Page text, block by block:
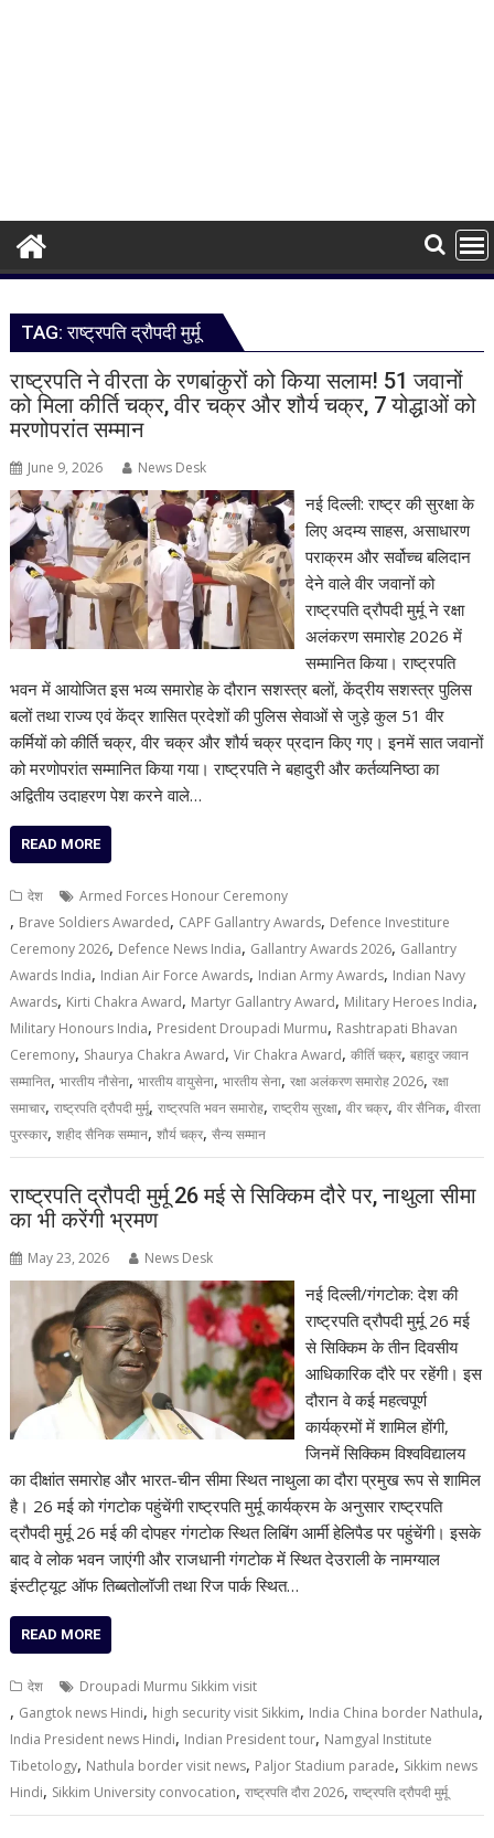
TAG:राष्ट्रपति द्रौपदी मुर्मू
राष्ट्रपति ने वीरता के रणबांकुरों को किया सलाम! 51 जवानों
को मिला कीर्ति चक्र, वीर चक्र और शौर्य चक्र, 7 योद्धाओं को
मरणोपरांत सम्मान
June 9, 2026 News Desk
नई दिल्ली: राष्ट्र की सुरक्षा के
लिए अदम्य साहस, असाधारण
पराक्रम और सर्वोच्च बलिदान
देने वाले वीर जवानों को
राष्ट्रपति द्रौपदी मुर्मू ने रक्षा
अलंकरण समारोह 2026 में
सम्मानित किया। राष्ट्रपति
भवन में आयोजित इस भव्य समारोह के दौरान सशस्त्र बलों, केंद्रीय सशस्त्र पुलिस
बलों तथा राज्य एवं केंद्र शासित प्रदेशों की पुलिस सेवाओं से जुड़े कुल 51 वीर
कर्मियों को कीर्ति चक्र, वीर चक्र और शौर्य चक्र प्रदान किए गए। इनमें सात जवानों
को मरणोपरांत सम्मानित किया गया। राष्ट्रपति ने बहादुरी और कर्तव्यनिष्ठा का
अद्वितीय उदाहरण पेश करने वाले…
READ MORE
देश Armed Forces Honour Ceremony
, Brave Soldiers Awarded, CAPF Gallantry Awards, Defence Investiture
Ceremony 2026, Defence News India, Gallantry Awards 2026, Gallantry
Awards India, Indian Air Force Awards, Indian Army Awards, Indian Navy
Awards, Kirti Chakra Award, Martyr Gallantry Award, Military Heroes India,
Military Honours India, President Droupadi Murmu, Rashtrapati Bhavan
Ceremony, Shaurya Chakra Award,Vir Chakra Award,कीर्ति चक्र,बहादुर जवान
सम्मानित,भारतीय नौसेना,भारतीय वायुसेना,भारतीय सेना,रक्षा अलंकरण समारोह 2026,रक्षा
समाचार,राष्ट्रपति द्रौपदी मुर्मू,राष्ट्रपति भवन समारोह,राष्ट्रीय सुरक्षा,वीर चक्र,वीर सैनिक,वीरता
पुरस्कार,शहीद सैनिक सम्मान,शौर्य चक्र,सैन्य सम्मान
राष्ट्रपति द्रौपदी मुर्मू 26 मई से सिक्किम दौरे पर, नाथुला सीमा
का भी करेंगी भ्रमण
May 23, 2026 News Desk
नई दिल्ली/गंगटोक: देश की
राष्ट्रपति द्रौपदी मुर्मू 26 मई
से सिक्किम के तीन दिवसीय
आधिकारिक दौरे पर रहेंगी। इस
दौरान वे कई महत्वपूर्ण
कार्यक्रमों में शामिल होंगी,
जिनमें सिक्किम विश्वविद्यालय
का दीक्षांत समारोह और भारत-चीन सीमा स्थित नाथुला का दौरा प्रमुख रूप से शामिल
है। 26 मई को गंगटोक पहुंचेंगी राष्ट्रपति मुर्मू कार्यक्रम के अनुसार राष्ट्रपति
द्रौपदी मुर्मू 26 मई की दोपहर गंगटोक स्थित लिबिंग आर्मी हेलिपैड पर पहुंचेंगी। इसके
बाद वे लोक भवन जाएंगी और राजधानी गंगटोक में स्थित देउराली के नामग्याल
इंस्टीट्यूट ऑफ तिब्बतोलॉजी तथा रिज पार्क स्थित…
READ MORE
देश Droupadi Murmu Sikkim visit
, Gangtok news Hindi, high security visit Sikkim, India China border Nathula,
India President news Hindi, Indian President tour, Namgyal Institute
Tibetology, Nathula border visit news, Paljor Stadium parade, Sikkim news
Hindi, Sikkim University convocation,राष्ट्रपति दौरा 2026,राष्ट्रपति द्रौपदी मुर्मू